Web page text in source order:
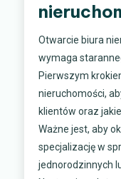
Otwarcie biura
wymaga
Pierwszym
nieruchomości,
klientów oraz
Ważne jest, aby
specjalizację w
jednorodzinnych